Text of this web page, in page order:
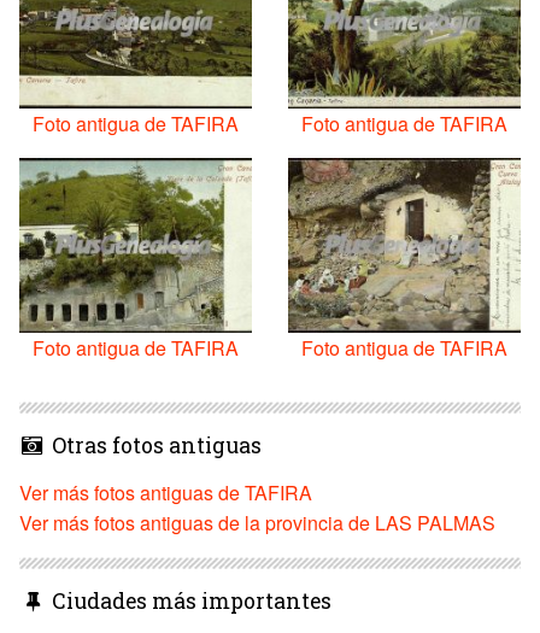
Foto antigua de TAFIRA Foto antigua de TAFIRA
Foto antigua de TAFIRA Foto antigua de TAFIRA
Otras fotos antiguas
Ver más fotos antiguas de TAFIRA
Ver más fotos antiguas de la provincia de LAS PALMAS
Ciudades más importantes